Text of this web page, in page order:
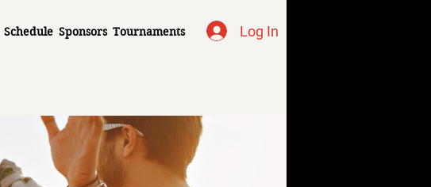
Schedule Sponsors Tournaments Log In